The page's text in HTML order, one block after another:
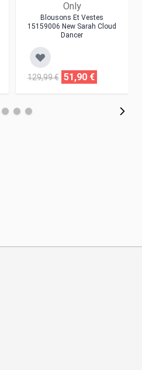
Only
Blousons Et Vestes
15159006 New Sarah Cloud
Dancer
129,99 € 51,90 €